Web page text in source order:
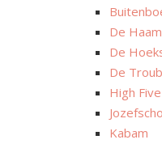
De
De
De
High Five
Kabam